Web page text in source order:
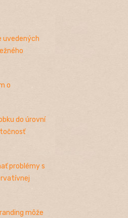
uvedených
o
do úrovní
problémy s
môže